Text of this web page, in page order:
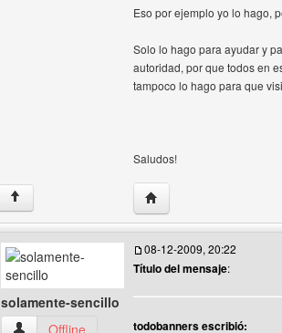
Eso por ejemplo yo lo hago,
Solo lo hago para ayudar y
autoridad, por que todos en
tampoco lo hago para que
Saludos!
↑ Visitar sitio web del
solamente-sencillo
solamente-sencillo Ver perfil del usuario
Offline
08-12-2009, 20:22
Título del mensaje:
todobanners escribió: